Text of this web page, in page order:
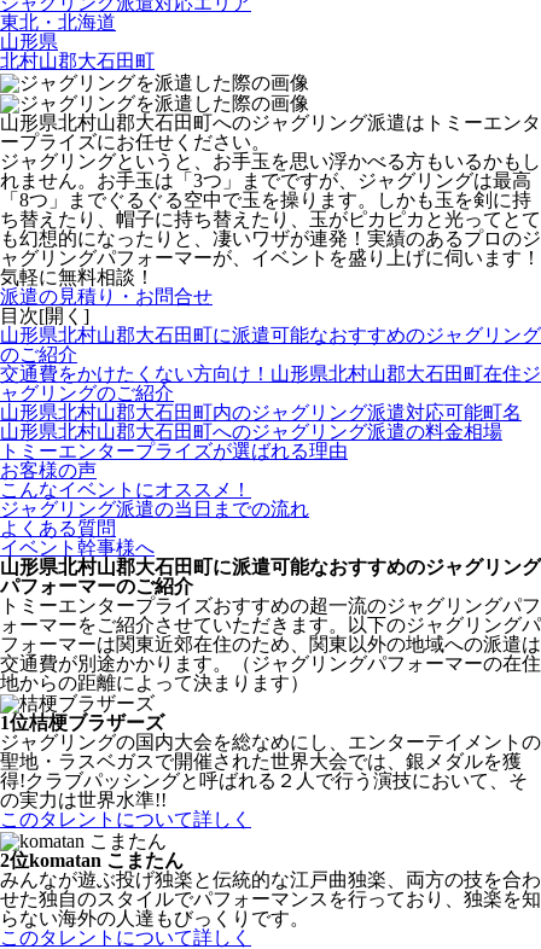
東北・北海道
山形県
北村山郡大石田町
山形県北村山郡大石田町へのジャグリング派遣はトミーエンタ
ープライズにお任せください。
ジャグリングというと、お手玉を思い浮かべる方もいるかもし
れません。お手玉は「3つ」までですが、ジャグリングは最高
「8つ」までぐるぐる空中で玉を操ります。しかも玉を剣に持
ち替えたり、帽子に持ち替えたり、玉がピカピカと光ってとて
も幻想的になったりと、凄いワザが連発！ 実績のあるプロのジ
ャグリングパフォーマーが、イベントを盛り上げに伺います！
気軽に無料相談！
派遣の見積り・お問合せ
目次[開く ]
山形県北村山郡大石田町に派遣可能なおすすめのジャグリング
のご紹介
交通費をかけたくない方向け！山形県北村山郡大石田町在住ジ
ャグリングのご紹介
山形県北村山郡大石田町内のジャグリング派遣対応可能町名
山形県北村山郡大石田町へのジャグリング派遣の料金相場
トミーエンタープライズが選ばれる理由
お客様の声
こんなイベントにオススメ！
ジャグリング派遣の当日までの流れ
よくある質問
イベント幹事様へ
山形県北村山郡大石田町に派遣可能なおすすめのジャグリング
パフォーマーのご紹介
トミーエンタープライズおすすめの超一流のジャグリングパフ
ォーマーをご紹介させていただきます。以下のジャグリングパ
フォーマーは関東近郊在住のため、関東以外の地域への派遣は
交通費が別途かかります。（ジャグリングパフォーマーの在住
地からの距離によって決まります）
1位桔梗ブラザーズ
ジャグリングの国内大会を総なめにし、エンターテイメントの
聖地・ラスベガスで開催された世界大会では、銀メダルを獲
得!クラブパッシングと呼ばれる２人で行う演技において、そ
の実力は世界水準!!
このタレントについて詳しく
2位komatan こまたん
みんなが遊ぶ投げ独楽と伝統的な江戸曲独楽、両方の技を合わ
せた独自のスタイルでパフォーマンスを行っており、独楽を知
らない海外の人達もびっくりです。
このタレントについて詳しく